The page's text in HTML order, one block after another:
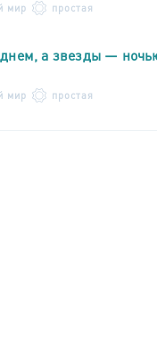
мир простая
а звезды —
мир простая